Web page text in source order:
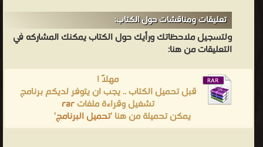
تعليقات ومناقشات حول الكتاب:
ولتسجيل ملاحظاتك ورأيك حول الكتاب يمكنك المشاركه في
التعليقات من هنا:
مهلاً !
قبل تحميل الكتاب .. يجب ان يتوفر لديكم برنامج
تشغيل وقراءة ملفاتrar
يمكن تحميلة من هنا 'تحميل البرنامج'